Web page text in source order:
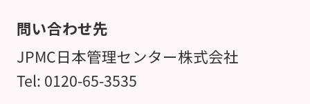
問い合わせ先
JPMC日本管理センター株式会社
Tel: 0120-65-3535